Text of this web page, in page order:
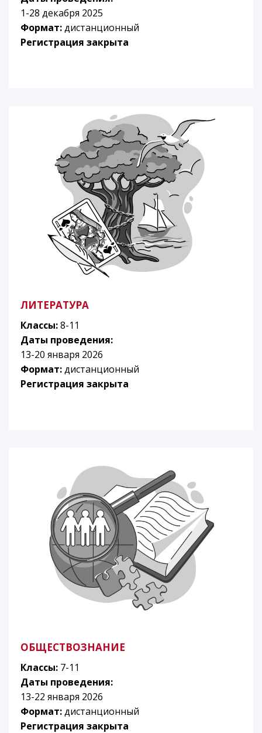
1-28 декабря 2025
Формат:дистанционный
Регистрация закрыта
ЛИТЕРАТУРА
Классы:8-11
Даты проведения:
13-20 января 2026
Формат:дистанционный
Регистрация закрыта
ОБЩЕСТВОЗНАНИЕ
Классы: 7-11
Даты проведения:
13-22 января 2026
Формат:дистанционный
Регистрация закрыта